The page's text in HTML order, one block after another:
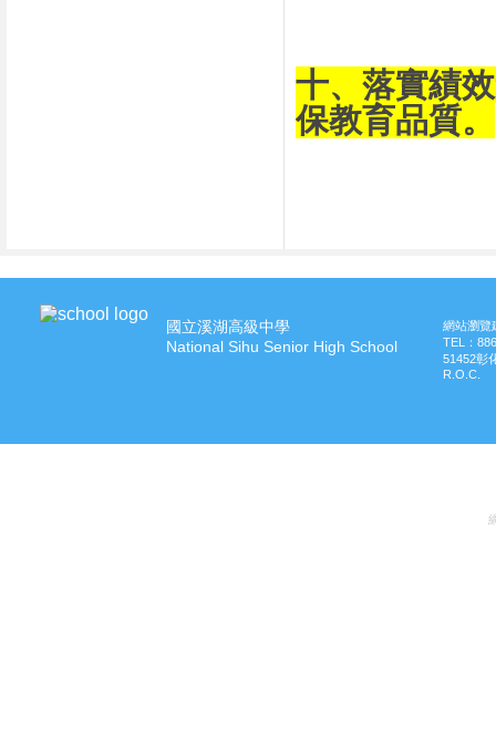
十、落實績
保教育品質。
國立溪湖高級中學
National Sihu Senior High School
網站瀏覽
TEL：
51452彰
R.O.C.